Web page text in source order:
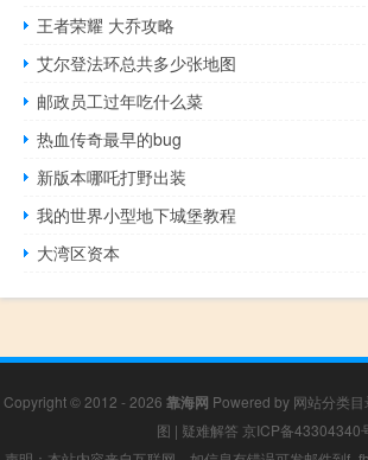
王者荣耀 大乔攻略
艾尔登法环总共多少张地图
邮政员工过年吃什么菜
热血传奇最早的bug
新版本哪吒打野出装
我的世界小型地下城堡教程
大湾区资本
Copyright © 2012 - 2026 靠海网 Powered by 网站分类目
图 | 疑难解答 京ICP备43304340